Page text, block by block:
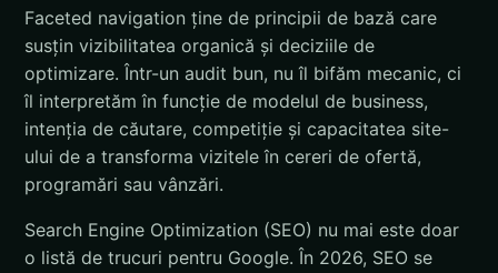
Faceted navigation ține de principii de bază care
susțin vizibilitatea organică și deciziile de
optimizare. Într-un audit bun, nu îl bifăm mecanic, ci
îl interpretăm în funcție de modelul de business,
intenția de căutare, competiție și capacitatea site-
ului de a transforma vizitele în cereri de ofertă,
programări sau vânzări.
Search Engine Optimization (SEO) nu mai este doar
o listă de trucuri pentru Google. În 2026, SEO se